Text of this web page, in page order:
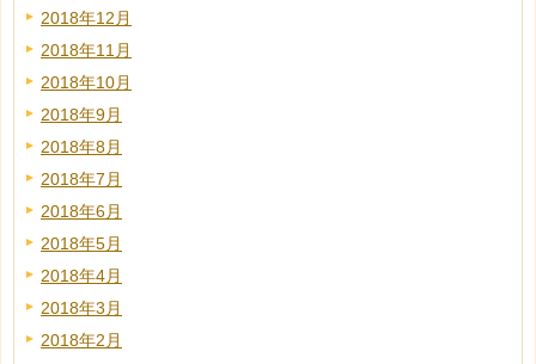
2018年12月
2018年11月
2018年10月
2018年9月
2018年8月
2018年7月
2018年6月
2018年5月
2018年4月
2018年3月
2018年2月